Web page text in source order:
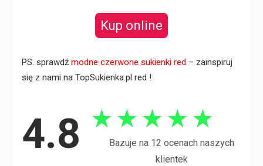
Kup online
PS. sprawdź modne czerwone sukienki red – zainspiruj
się z nami na TopSukienka.pl red !
4.8 ★ ★ ★ ★ ★
Bazuje na 12 ocenach naszych
klientek